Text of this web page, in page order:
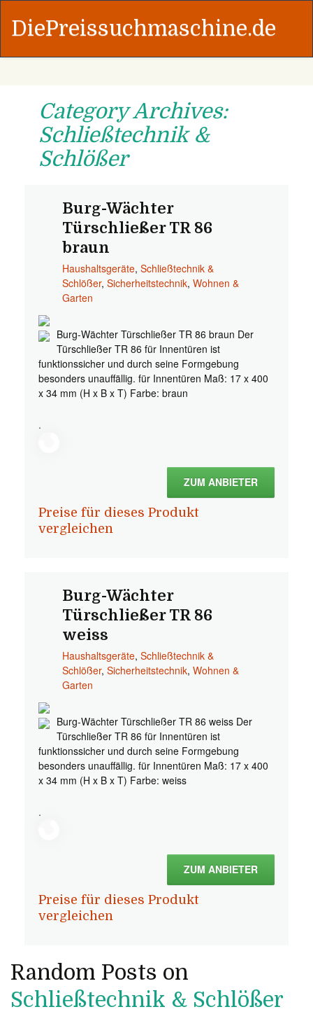
DiePreissuchmaschine.de
Category Archives:
Schließtechnik &
Schlößer
Burg-Wächter
Türschließer TR 86
braun
Haushaltsgeräte, Schließtechnik &
Schlößer, Sicherheitstechnik, Wohnen &
Garten
Burg-Wächter Türschließer TR 86 braun Der
Türschließer TR 86 für Innentüren ist
funktionssicher und durch seine Formgebung
besonders unauffällig. für Innentüren Maß: 17 x 400
x 34 mm (H x B x T) Farbe: braun
.
ZUM ANBIETER
Preise für dieses Produkt
vergleichen
Burg-Wächter
Türschließer TR 86
weiss
Haushaltsgeräte, Schließtechnik &
Schlößer, Sicherheitstechnik, Wohnen &
Garten
Burg-Wächter Türschließer TR 86 weiss Der
Türschließer TR 86 für Innentüren ist
funktionssicher und durch seine Formgebung
besonders unauffällig. für Innentüren Maß: 17 x 400
x 34 mm (H x B x T) Farbe: weiss
.
ZUM ANBIETER
Preise für dieses Produkt
vergleichen
Random Posts on
Schließtechnik & Schlößer